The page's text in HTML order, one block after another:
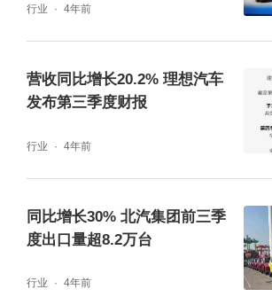
行业 4年前
营收同比增长20.2% 理想汽车
发布第三季度财报
行业 4年前
同比增长30% 北汽集团前三季
度出口量超8.2万台
行业 4年前